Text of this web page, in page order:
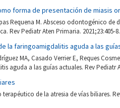
forma de presentación de miasis
Requena M. Absceso odontogénico
Rev Pediatr Aten Primaria. 2021;23:405-8.
la faringoamigdalitis aguda a las
MA, Casado Verrier E, Reques
a las guías actuales. Rev Pediatr
de la atresia de vías biliares.